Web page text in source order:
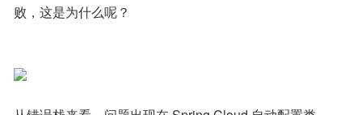
败，这是为什么呢？